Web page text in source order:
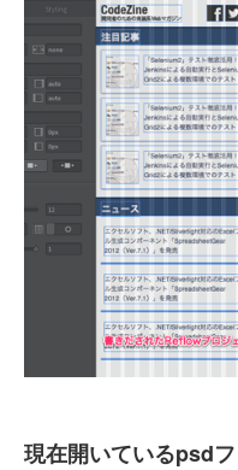
現在開いているpsd